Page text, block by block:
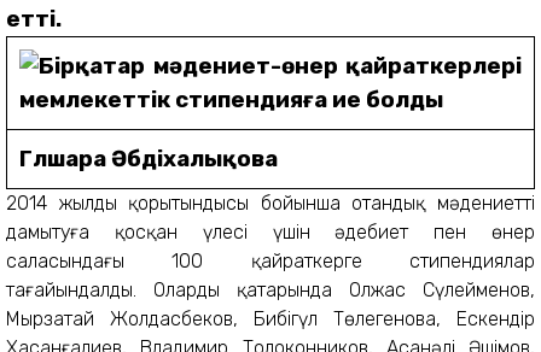
етті.
Гүлшара Әбдіхалықова
2014 жылдың қорытындысы бойынша отандық мәдениетті
дамытуға қосқан үлесі үшін әдебиет пен өнер
саласындағы 100 қайраткерге стипендиялар
тағайындалды. Олардың қатарында Олжас Сүлейменов,
Мырзатай Жолдасбеков, Бибігүл Төлегенова, Ескендір
Хасанғалиев, Владимир Толоконников, Асанәлі Әшімов,